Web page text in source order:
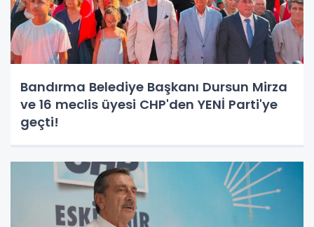
Bandırma Belediye Başkanı Dursun Mirza
ve 16 meclis üyesi CHP'den YENİ Parti'ye
geçti!